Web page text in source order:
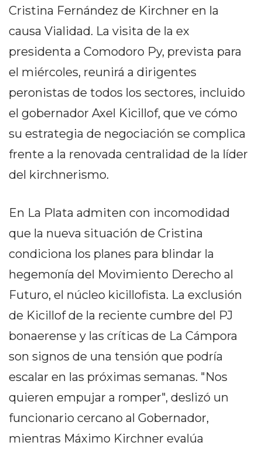
EN ARGENTINA:
CHANGUITO.COM.AR VS
OTRAS PLATAFORMAS DE
VENTA POR WHATSAPP
CÓMO RECIBIR PEDIDOS
DE COMIDA POR
DEFINITIVA PARA
DELIVERIES
CÓMO ORGANIZAR LOS
PEDIDOS DE DELIVERY
SE TE PIERDA NINGUNO
AYUDA
TÉRMINOS
Y
Cristina Fernández de Kirchner en la
causa Vialidad. La visita de la ex
presidenta a Comodoro Py, prevista para
el miércoles, reunirá a dirigentes
peronistas de todos los sectores, incluido
el gobernador Axel Kicillof, que ve cómo
su estrategia de negociación se complica
frente a la renovada centralidad de la líder
del kirchnerismo.
En La Plata admiten con incomodidad
que la nueva situación de Cristina
condiciona los planes para blindar la
hegemonía del Movimiento Derecho al
Futuro, el núcleo kicillofista. La exclusión
de Kicillof de la reciente cumbre del PJ
bonaerense y las críticas de La Cámpora
son signos de una tensión que podría
escalar en las próximas semanas. "Nos
quieren empujar a romper", deslizó un
funcionario cercano al Gobernador,
mientras Máximo Kirchner evalúa